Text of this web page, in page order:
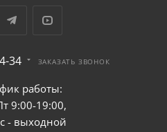
34 ЗАКАЗАТЬ ЗВОНОК
работы:
9:00-19:00,
- выходной